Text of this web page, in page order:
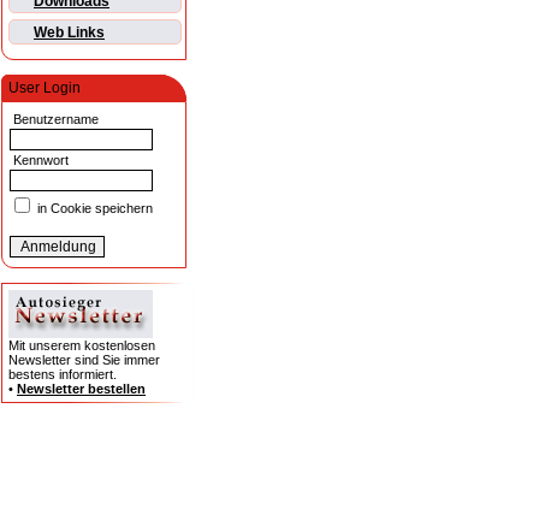
Web Links
User Login
Benutzername
Kennwort
in Cookie speichern
Mit unserem kostenlosen
Newsletter sind Sie immer
bestens informiert.
• Newsletter bestellen